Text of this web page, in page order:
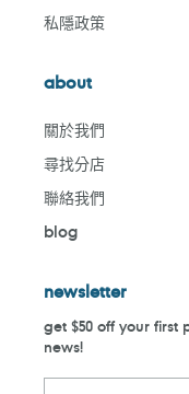
私隱政策
about
關於我們
尋找分店
聯絡我們
blog
newsletter
get $50 off your
news!